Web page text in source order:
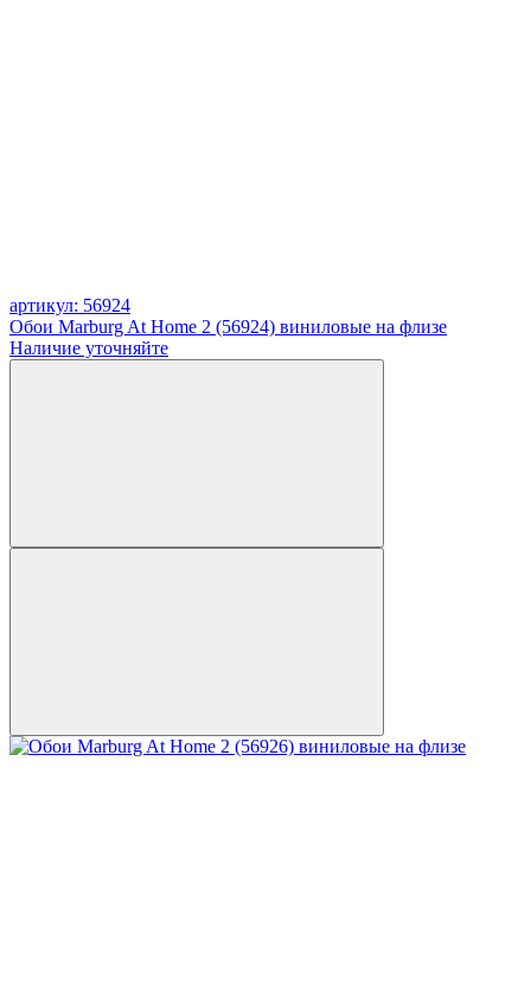
артикул: 56924
Обои Marburg At Home 2 (56924) виниловые на флизе
Наличие уточняйте